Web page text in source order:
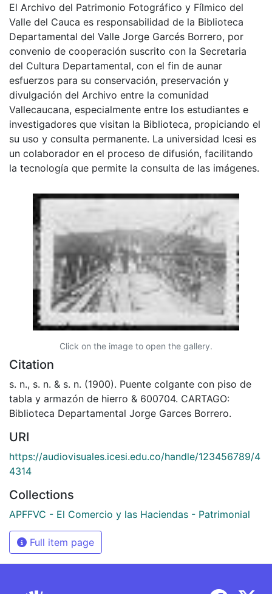
El Archivo del Patrimonio Fotográfico y Fílmico del
Valle del Cauca es responsabilidad de la Biblioteca
Departamental del Valle Jorge Garcés Borrero, por
convenio de cooperación suscrito con la Secretaria
del Cultura Departamental, con el fin de aunar
esfuerzos para su conservación, preservación y
divulgación del Archivo entre la comunidad
Vallecaucana, especialmente entre los estudiantes e
investigadores que visitan la Biblioteca, propiciando el
su uso y consulta permanente. La universidad Icesi es
un colaborador en el proceso de difusión, facilitando
la tecnología que permite la consulta de las imágenes.
Click on the image to open the gallery.
Citation
s. n., s. n. & s. n. (1900). Puente colgante con piso de
tabla y armazón de hierro & 600704. CARTAGO:
Biblioteca Departamental Jorge Garces Borrero.
URI
https://audiovisuales.icesi.edu.co/handle/123456789/4
4314
Collections
APFFVC - El Comercio y las Haciendas - Patrimonial
Full item page